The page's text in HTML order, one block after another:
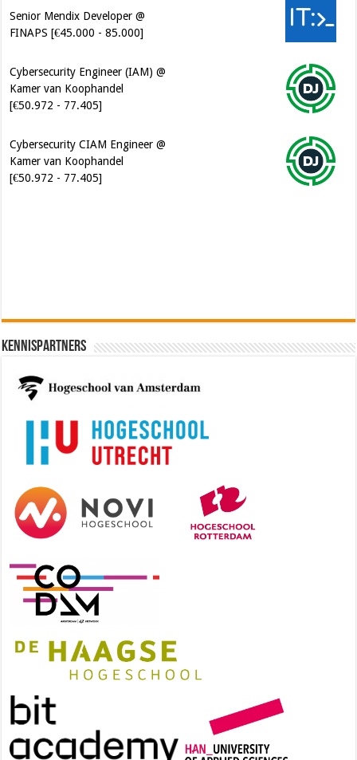
Senior Mendix Developer @
FINAPS [€45.000 - 85.000]
Cybersecurity Engineer (IAM) @
Kamer van Koophandel
[€50.972 - 77.405]
Cybersecurity CIAM Engineer @
Kamer van Koophandel
[€50.972 - 77.405]
Kennispartners